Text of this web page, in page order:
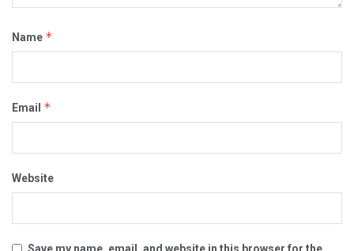
Name *
Email *
Website